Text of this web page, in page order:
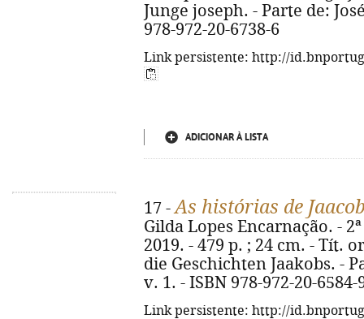
Junge joseph. - Parte de:
978-972-20-6738-6
Link persistente: http://
ADICIONAR À LISTA
17 -As histórias de
Gilda Lopes Encarnação. -
2019. - 479 p. ; 24 cm. - Tít.
die Geschichten Jaakobs. -
v. 1. - ISBN 978-972-20-6584-
Link persistente: http://